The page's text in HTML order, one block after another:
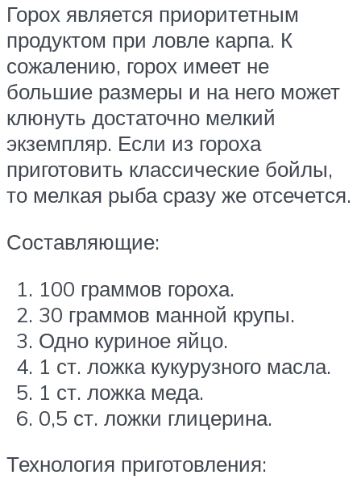
Горох является приоритетным
продуктом при ловле карпа. К
сожалению, горох имеет не
большие размеры и на него может
клюнуть достаточно мелкий
экземпляр. Если из гороха
приготовить классические бойлы,
то мелкая рыба сразу же отсечется.
Составляющие:
100 граммов гороха.
30 граммов манной крупы.
Одно куриное яйцо.
1 ст. ложка кукурузного масла.
1 ст. ложка меда.
0,5 ст. ложки глицерина.
Технология приготовления: